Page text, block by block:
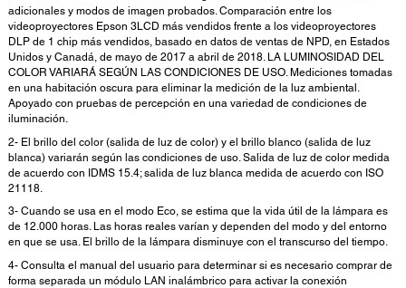
adicionales y modos de imagen probados. Comparación entre los
videoproyectores Epson 3LCD más vendidos frente a los videoproyectores
DLP de 1 chip más vendidos, basado en datos de ventas de NPD, en Estados
Unidos y Canadá, de mayo de 2017 a abril de 2018. LA LUMINOSIDAD DEL
COLOR VARIARÁ SEGÚN LAS CONDICIONES DE USO. Mediciones tomadas
en una habitación oscura para eliminar la medición de la luz ambiental.
Apoyado con pruebas de percepción en una variedad de condiciones de
iluminación.
2- El brillo del color (salida de luz de color) y el brillo blanco (salida de luz
blanca) variarán según las condiciones de uso. Salida de luz de color medida
de acuerdo con IDMS 15.4; salida de luz blanca medida de acuerdo con ISO
21118.
3- Cuando se usa en el modo Eco, se estima que la vida útil de la lámpara es
de 12.000 horas. Las horas reales varían y dependen del modo y del entorno
en que se usa. El brillo de la lámpara disminuye con el transcurso del tiempo.
4- Consulta el manual del usuario para determinar si es necesario comprar de
forma separada un módulo LAN inalámbrico para activar la conexión